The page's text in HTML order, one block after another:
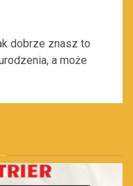
dobrze znasz to
a może